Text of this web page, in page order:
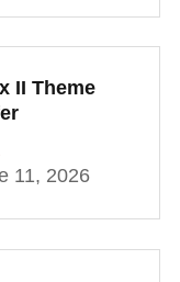
II Theme
11, 2026